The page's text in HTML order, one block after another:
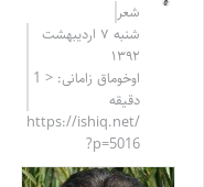
شعر
شنبه ۷ اردیبهشت
۱۳۹۲
اوخوماق زامانی: < 1
دقیقه
https://ishiq.net/
?p=5016